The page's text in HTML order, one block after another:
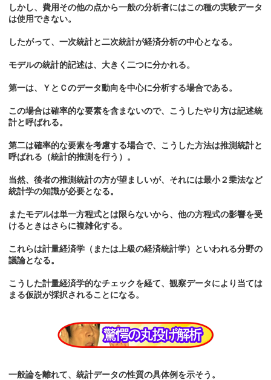
しかし、費用その他の点から一般の分析者にはこの種の実験データ
は使用できない。
したがって、一次統計と二次統計が経済分析の中心となる。
モデルの統計的記述は、大きく二つに分かれる。
第一は、ＹとＣのデータ動向を中心に分析する場合である。
この場合は確率的な要素を含まないので、こうしたやり方は記述統
計と呼ばれる。
第二は確率的な要素を考慮する場合で、こうした方法は推測統計と
呼ばれる（統計的推測を行う）。
当然、後者の推測統計の方が望ましいが、それには最小２乗法など
統計学の知識が必要となる。
またモデルは単一方程式とは限らないから、他の方程式の影響を受
けるときはさらに複雑化する。
これらは計量経済学（または上級の経済統計学）といわれる分野の
議論となる。
こうした計量経済学的なチェックを経て、観察データにより当ては
まる仮説が採択されることになる。
一般論を離れて、統計データの性質の具体例を示そう。